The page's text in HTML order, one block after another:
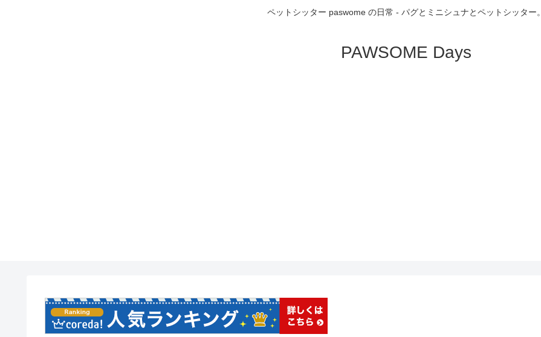
ペットシッター paswome の日常 - パグとミニシュナとペットシッター。
PAWSOME Days